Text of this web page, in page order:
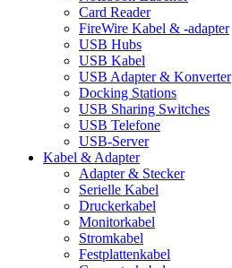
Card Reader
FireWire Kabel & -adapter
USB Hubs
USB Kabel
USB Adapter & Konverter
Docking Stations
USB Sharing Switches
USB Telefone
USB-Server
Kabel & Adapter
Adapter & Stecker
Serielle Kabel
Druckerkabel
Monitorkabel
Stromkabel
Festplattenkabel